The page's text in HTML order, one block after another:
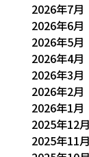
2026年7月
2026年6月
2026年5月
2026年4月
2026年3月
2026年2月
2026年1月
2025年12月
2025年11月